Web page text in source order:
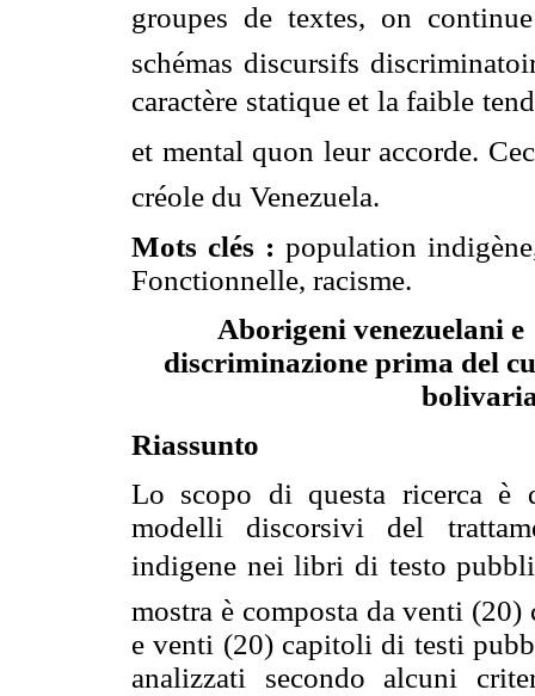
groupes de textes, on
schémas discursifs
caractère statique et la faible
et mental quon leur accorde.
créole du Venezuela.
Mots clés : population
Fonctionnelle, racisme.
Aborigeni venezuelani
discriminazione prima del
Riassunto
Lo scopo di questa ricerca è
modelli discorsivi del
indigene nei libri di testo
mostra è composta da venti
e venti (20) capitoli di testi
analizzati secondo alcuni